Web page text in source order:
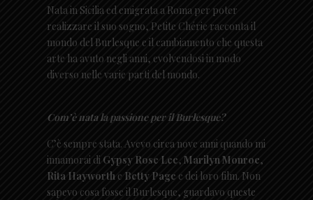
Nata in Sicilia ed emigrata a Roma per poter
realizzare il suo sogno, Petite Chérie racconta il
mondo del Burlesque e il cambiamento che questa
arte ha avuto negli anni, evolvendosi in modo
diverso nelle varie parti del mondo.
Com’è nata la passione per il Burlesque?
C’è sempre stata. Avevo circa nove anni quando mi
innamorai di Gypsy Rose Lee, Marilyn Monroe,
Rita Hayworthe Betty Page e dei loro film. Non
sapevo cosa fosse il Burlesque, guardavo queste